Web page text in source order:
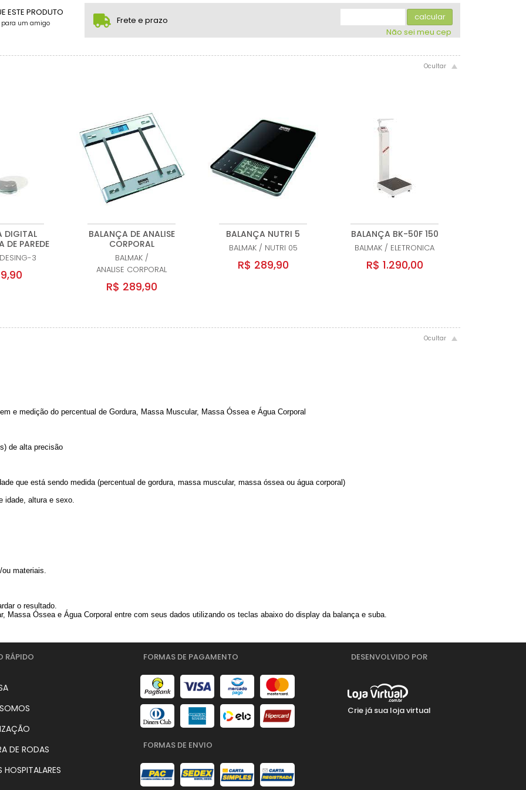
ESTE PRODUTO
um amigo
.
.. ...
Frete e prazo
calcular
Não sei meu cep
DIGITAL
DE PAREDE
DESING-3
BALANÇA DE ANALISE
CORPORAL
BALMAK /
ANALISE CORPORAL
R$ 289,90
BALANÇA NUTRI 5
BALMAK / NUTRI 05
R$ 289,90
BALANÇA BK-50F 150
BALMAK / ELETRONICA
R$ 1.290,00
e medição do percentual de Gordura, Massa Muscular, Massa Óssea e Água Corporal
de alta precisão
que está sendo medida (percentual de gordura, massa muscular, massa óssea ou água corporal)
idade, altura e sexo.
materiais.
o resultado.
Massa Óssea e Água Corporal entre com seus dados utilizando os teclas abaixo do display da balança e suba.
RÁPIDO
DE RODAS
FORMAS DE PAGAMENTO
FORMAS DE ENVIO
DESENVOLVIDO POR
Crie já sua loja virtual